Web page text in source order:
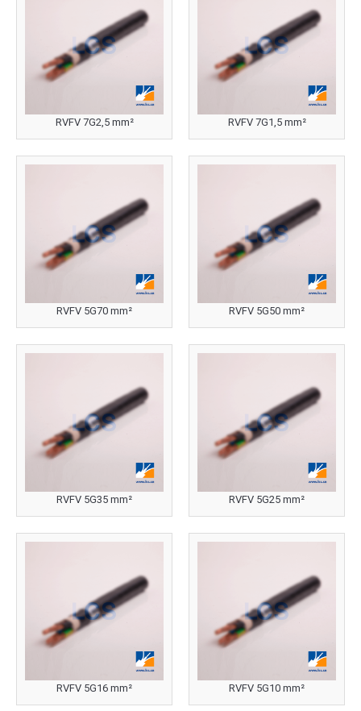
RVFV 7G2,5 mm² RVFV 7G1,5 mm²
RVFV 5G70 mm² RVFV 5G50 mm²
RVFV 5G35 mm² RVFV 5G25 mm²
RVFV 5G16 mm² RVFV 5G10 mm²